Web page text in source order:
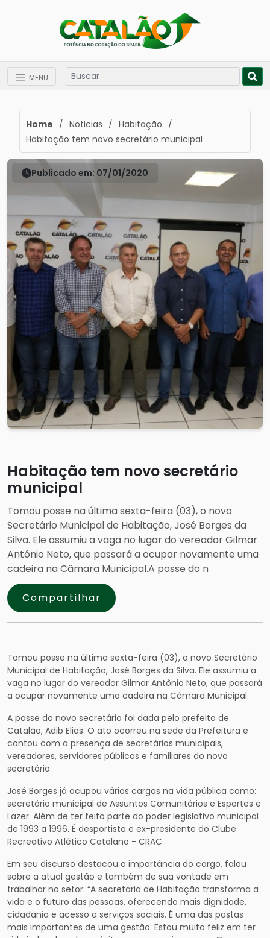
MENU
Home / Noticias / Habitação /
Habitação tem novo secretário municipal
Publicado em: 07/01/2020
Habitação tem novo secretário
municipal
Tomou posse na última sexta-feira (03), o novo
Secretário Municipal de Habitação, José Borges da
Silva. Ele assumiu a vaga no lugar do vereador Gilmar
Antônio Neto, que passará a ocupar novamente uma
cadeira na Câmara Municipal.A posse do n
Compartilhar
Tomou posse na última sexta-feira (03), o novo Secretário
Municipal de Habitação, José Borges da Silva. Ele assumiu a
vaga no lugar do vereador Gilmar Antônio Neto, que passará
a ocupar novamente uma cadeira na Câmara Municipal.
A posse do novo secretário foi dada pelo prefeito de
Catalão, Adib Elias. O ato ocorreu na sede da Prefeitura e
contou com a presença de secretários municipais,
vereadores, servidores públicos e familiares do novo
secretário.
José Borges já ocupou vários cargos na vida pública como:
secretário municipal de Assuntos Comunitários e Esportes e
Lazer. Além de ter feito parte do poder legislativo municipal
de 1993 a 1996. É desportista e ex-presidente do Clube
Recreativo Atlético Catalano - CRAC.
Em seu discurso destacou a importância do cargo, falou
sobre a atual gestão e também de sua vontade em
trabalhar no setor: “A secretaria de Habitação transforma a
vida e o futuro das pessoas, oferecendo mais dignidade,
cidadania e acesso a serviços sociais. É uma das pastas
mais importantes de uma gestão. Estou muito feliz em ter